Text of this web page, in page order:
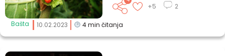
Bašta 10.02.2023 4min čitanja
+5 2